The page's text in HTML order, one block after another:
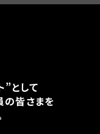
”として
皆さまを